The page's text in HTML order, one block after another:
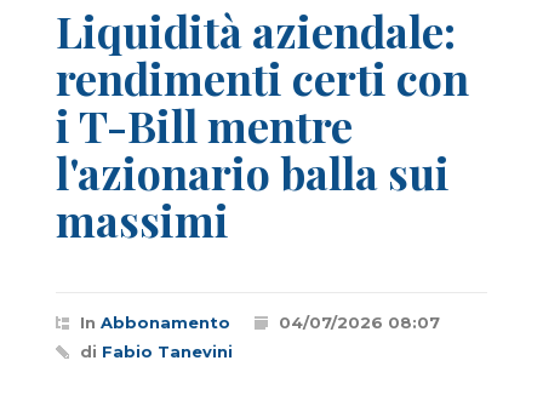
Liquidità aziendale:
rendimenti certi con
i T-Bill mentre
l'azionario balla sui
massimi
In Abbonamento
04/07/2026 08:07
di Fabio Tanevini